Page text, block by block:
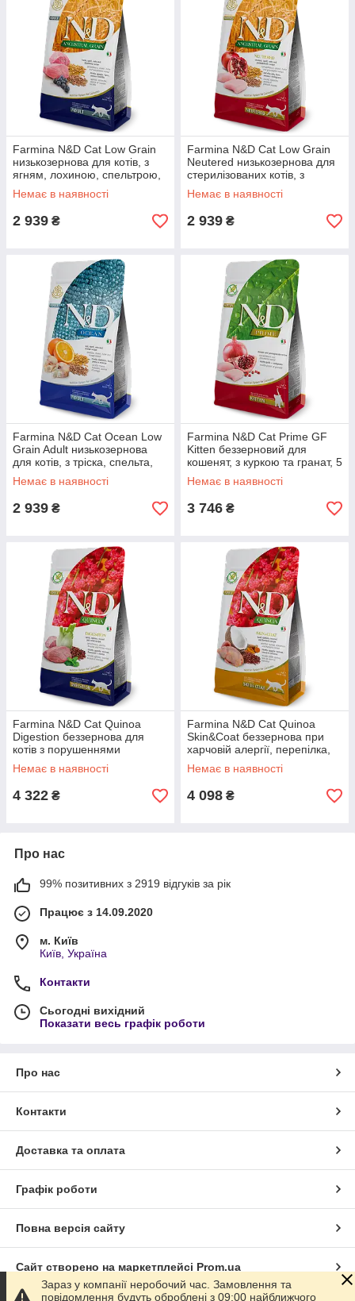
Farmina N&D Cat Low Grain
низькозернова для котів, з
ягням, лохиною, спельтрою,
овесом, 5 кг
Немає в наявності
2 939 ₴
Farmina N&D Cat Low Grain
Neutered низькозернова для
стерилізованих котів, з
куркою, гранатом, спельтою
та овесом, 5 кг
Немає в наявності
2 939 ₴
Farmina N&D Cat Ocean Low
Grain Adult низькозернова
для котів, з тріска, спельта,
овес і апельсин, 5 кг
Немає в наявності
2 939 ₴
Farmina N&D Cat Prime GF
Kitten беззерновий для
кошенят, з куркою та гранат, 5
кг
Немає в наявності
3 746 ₴
Farmina N&D Cat Quinoa
Digestion беззернова для
котів з порушеннями
травлення, з ягням та кіноа,
5 кг
Немає в наявності
4 322 ₴
Farmina N&D Cat Quinoa
Skin&Coat беззернова при
харчовій алергії, перепілка,
кіноа, кокос і куркума, 5 кг
Немає в наявності
4 098 ₴
Про нас
99% позитивних з 2919 відгуків за рік
Працює з 14.09.2020
м. Київ
Київ, Україна
Контакти
Сьогодні вихідний
Показати весь графік роботи
Про нас
Контакти
Доставка та оплата
Графік роботи
Повна версія сайту
Сайт створено на маркетплейсі Prom.ua
Зараз у компанії неробочий час. Замовлення та
повідомлення будуть оброблені з 09:00 найближчого